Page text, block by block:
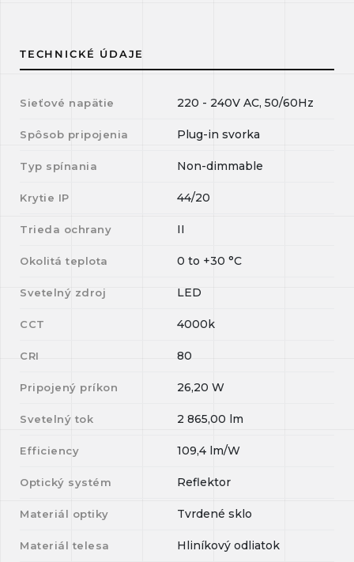
TECHNICKÉ ÚDAJE
Sieťové napätie 220 - 240V AC, 50/60Hz
Spôsob pripojenia Plug-in svorka
Typ spínania Non-dimmable
Krytie IP 44/20
Trieda ochrany II
Okolitá teplota 0 to +30 °C
Svetelný zdroj LED
CCT 4000k
CRI 80
Pripojený príkon 26,20 W
Svetelný tok 2 865,00 lm
Efficiency 109,4 lm/W
Optický systém Reflektor
Materiál optiky Tvrdené sklo
Materiál telesa Hliníkový odliatok